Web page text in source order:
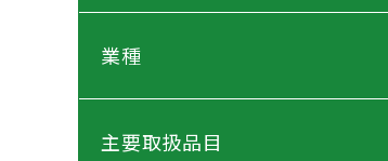
業種
主要取扱品目